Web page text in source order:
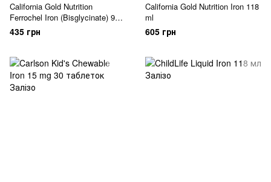
California Gold Nutrition
Ferrochel Iron (Bisglycinate) 90
капсул
435 грн
California Gold Nutrition Iron 118
ml
605 грн